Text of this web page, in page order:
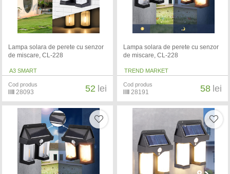
Lampa solara de perete cu senzor
de miscare, CL-228
A3 SMART
Cod produs
28093 52 lei
Lampa solara de perete cu senzor
de miscare, CL-228
TREND MARKET
Cod produs
28191 58 lei